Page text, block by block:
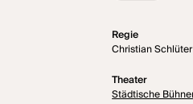
Regie
Christian Schlüter
Theater
Städtische